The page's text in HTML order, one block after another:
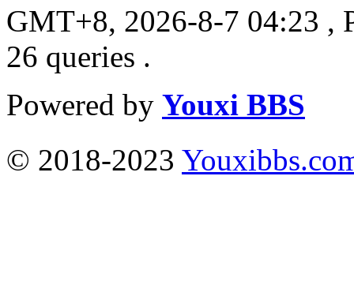
GMT+8, 2026-8-7 04:23 ,
26 queries .
Powered by Youxi BBS
© 2018-2023